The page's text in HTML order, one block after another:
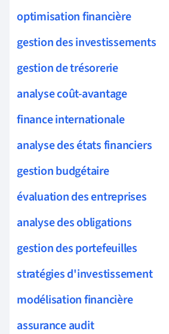
optimisation financière
gestion des investissements
gestion de trésorerie
analyse coût-avantage
finance internationale
analyse des états financiers
gestion budgétaire
évaluation des entreprises
analyse des obligations
gestion des portefeuilles
stratégies d'investissement
modélisation financière
assurance audit